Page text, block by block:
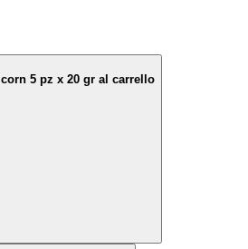
5 pz x 20 gr al carrello